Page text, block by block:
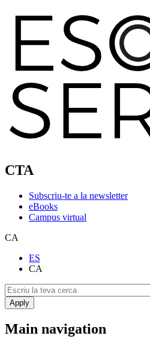
CTA
Subscriu-te a la newsletter
eBooks
Campus virtual
CA
ES
CA
Main navigation